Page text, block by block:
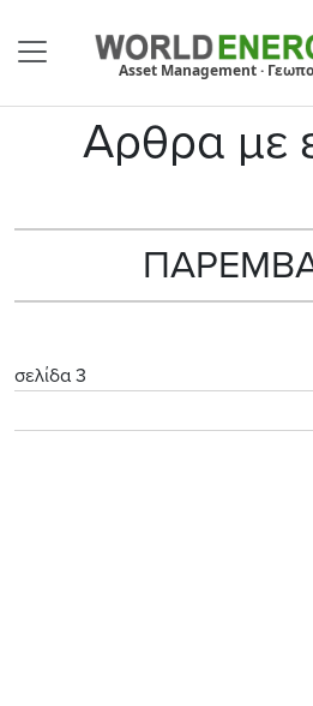
Asset Management ·
Αρθρα με
σελίδα 3